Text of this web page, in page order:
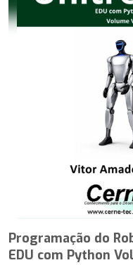
Programação do
EDU com Python